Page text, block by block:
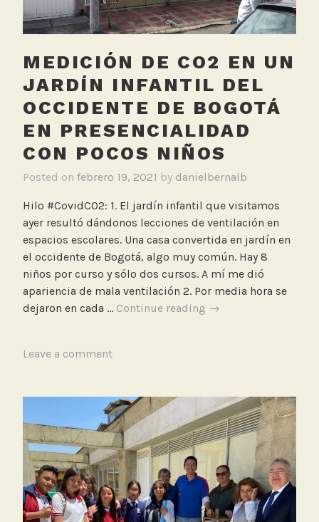
C
o
e
i
o
s
MEDICIÓN DE CO2 EN UN
JARDÍN INFANTIL DEL
OCCIDENTE DE BOGOTÁ
EN PRESENCIALIDAD
CON POCOS NIÑOS
Posted on febrero 19, 2021 by danielbernalb
Hilo #CovidCO2: 1. El jardín infantil que visitamos
ayer resultó dándonos lecciones de ventilación en
espacios escolares. Una casa convertida en jardín en
el occidente de Bogotá, algo muy común. Hay 8
niños por curso y sólo dos cursos. A mí me dió
apariencia de mala ventilación 2. Por media hora se
dejaron en cada … Continue reading Medición
infantil
del
occidente
Bogotá
en
presencialidad
→
T
e
d
A
H
,
Leave a comment